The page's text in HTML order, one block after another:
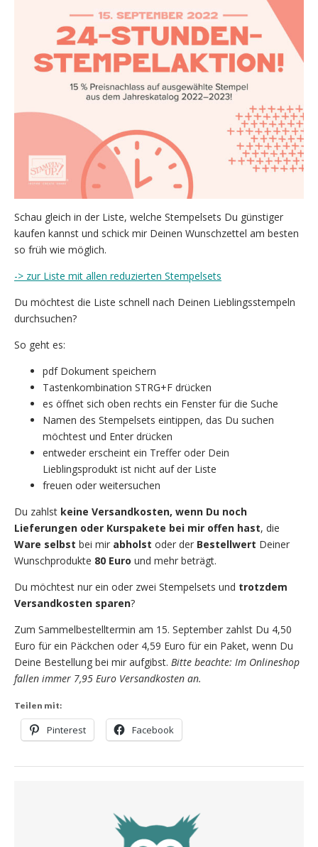
Schau gleich in der Liste, welche Stempelsets Du günstiger
kaufen kannst und schick mir Deinen Wunschzettel am besten
so früh wie möglich.
-> zur Liste mit allen reduzierten Stempelsets
Du möchtest die Liste schnell nach Deinen Lieblingsstempeln
durchsuchen?
So geht es:
pdf Dokument speichern
Tastenkombination STRG+F drücken
es öffnet sich oben rechts ein Fenster für die Suche
Namen des Stempelsets eintippen, das Du suchen
möchtest und Enter drücken
entweder erscheint ein Treffer oder Dein
Lieblingsprodukt ist nicht auf der Liste
freuen oder weitersuchen
Du zahlst keine Versandkosten, wenn Du noch
Lieferungen oder Kurspakete bei mir offen hast, die
Ware selbst bei mir abholst oder der Bestellwert Deiner
Wunschprodukte 80 Euro und mehr beträgt.
Du möchtest nur ein oder zwei Stempelsets und trotzdem
Versandkosten sparen?
Zum Sammelbestelltermin am 15. September zahlst Du 4,50
Euro für ein Päckchen oder 4,59 Euro für ein Paket, wenn Du
Deine Bestellung bei mir aufgibst. Bitte beachte: Im Onlineshop
fallen immer 7,95 Euro Versandkosten an.
Teilen mit:
Pinterest Facebook